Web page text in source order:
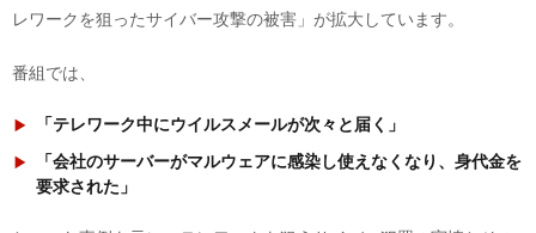
レワークを狙ったサイバー攻撃の被害」が拡大しています。
番組では、
「テレワーク中にウイルスメールが次々と届く」
「会社のサーバーがマルウェアに感染し使えなくなり、身代金を
要求された」